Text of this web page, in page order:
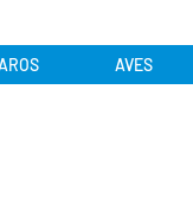
AVES